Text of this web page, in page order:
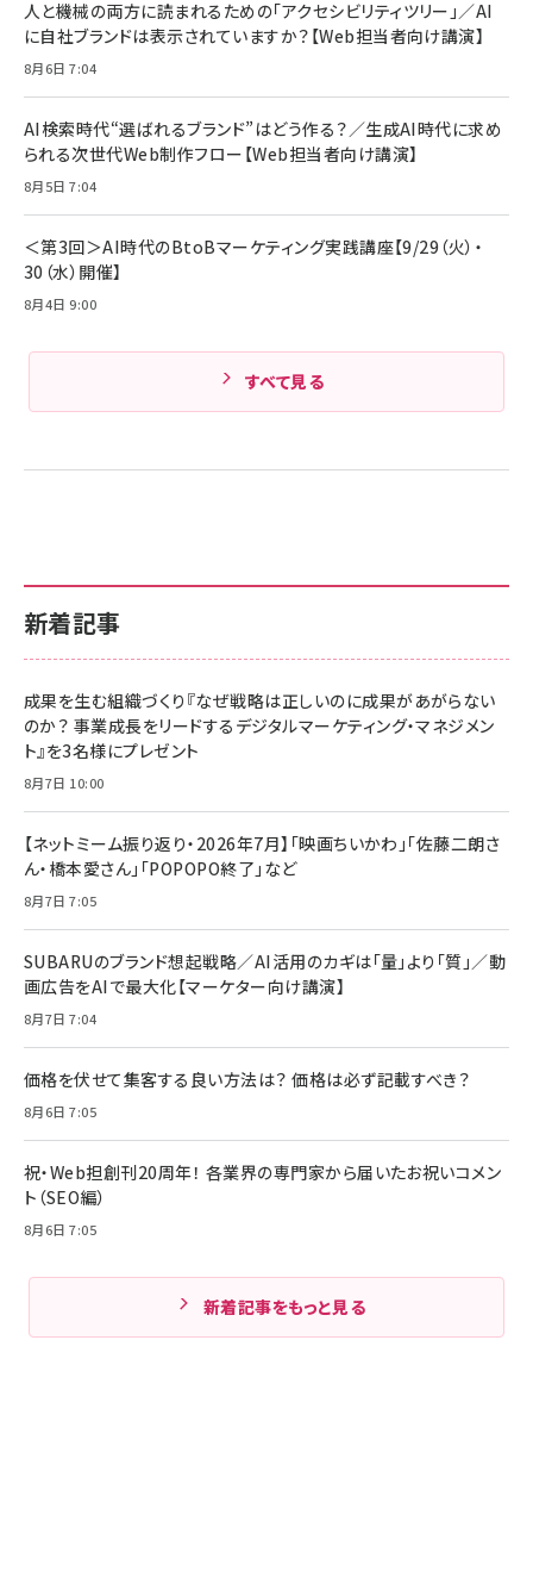
新着記事
成果を生む組織づくり『なぜ戦略は正しいのに成果があがらない
のか？ 事業成長をリードするデジタルマーケティング・マネジメン
ト』を3名様にプレゼント
8月7日 10:00
【ネットミーム振り返り・2026年7月】「映画ちいかわ」「佐藤二朗さ
ん・橋本愛さん」「POPOPO終了」など
8月7日 7:05
SUBARUのブランド想起戦略／AI活用のカギは「量」より「質」／動
画広告をAIで最大化【マーケター向け講演】
8月7日 7:04
価格を伏せて集客する良い方法は？ 価格は必ず記載すべき？
8月6日 7:05
祝・Web担創刊20周年！ 各業界の専門家から届いたお祝いコメン
ト（SEO編）
8月6日 7:05
新着記事をもっと見る
人と機械の両方に読まれるための「アクセシビリティツリー」／AI
に自社ブランドは表示されていますか？【Web担当者向け講演】
8月6日 7:04
AI検索時代“選ばれるブランド”はどう作る？／生成AI時代に求め
られる次世代Web制作フロー【Web担当者向け講演】
8月5日 7:04
＜第3回＞AI時代のBtoBマーケティング実践講座【9/29（火）・
30（水）開催】
8月4日 9:00
すべて見る